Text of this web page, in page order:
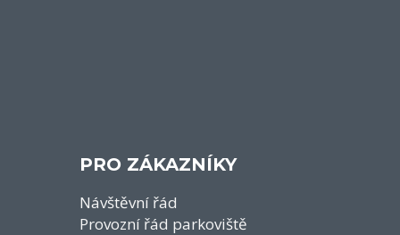
PRO ZÁKAZNÍKY
Návštěvní řád
Provozní řád parkoviště